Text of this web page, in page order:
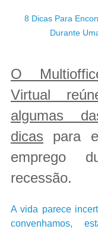
8 Dicas Para
Durante
O
Virtual
algumas
dicas para
emprego
recessão.
A vida parece
convenhamos,